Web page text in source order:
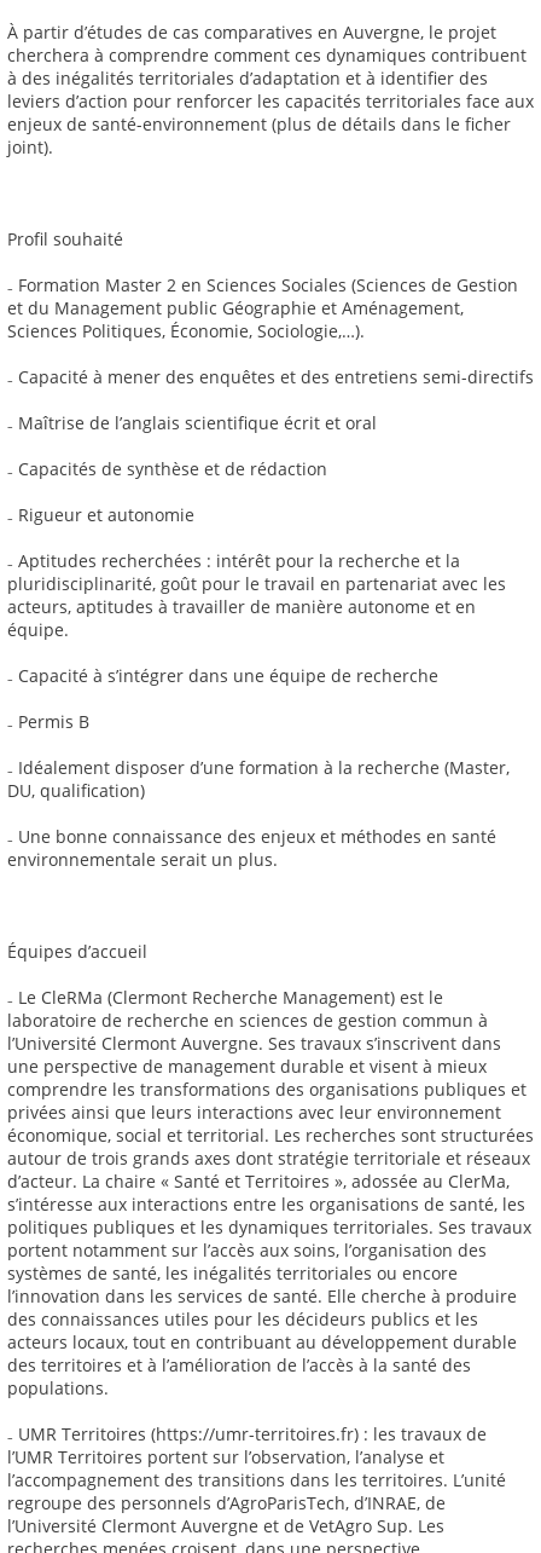
À partir d’études de cas comparatives en Auvergne, le projet
cherchera à comprendre comment ces dynamiques contribuent
à des inégalités territoriales d’adaptation et à identifier des
leviers d’action pour renforcer les capacités territoriales face aux
enjeux de santé-environnement (plus de détails dans le ficher
joint).
Profil souhaité
₋ Formation Master 2 en Sciences Sociales (Sciences de Gestion
et du Management public Géographie et Aménagement,
Sciences Politiques, Économie, Sociologie,…).
₋ Capacité à mener des enquêtes et des entretiens semi-directifs
₋ Maîtrise de l’anglais scientifique écrit et oral
₋ Capacités de synthèse et de rédaction
₋ Rigueur et autonomie
₋ Aptitudes recherchées : intérêt pour la recherche et la
pluridisciplinarité, goût pour le travail en partenariat avec les
acteurs, aptitudes à travailler de manière autonome et en
équipe.
₋ Capacité à s’intégrer dans une équipe de recherche
₋ Permis B
₋ Idéalement disposer d’une formation à la recherche (Master,
DU, qualification)
₋ Une bonne connaissance des enjeux et méthodes en santé
environnementale serait un plus.
Équipes d’accueil
₋ Le CleRMa (Clermont Recherche Management) est le
laboratoire de recherche en sciences de gestion commun à
l’Université Clermont Auvergne. Ses travaux s’inscrivent dans
une perspective de management durable et visent à mieux
comprendre les transformations des organisations publiques et
privées ainsi que leurs interactions avec leur environnement
économique, social et territorial. Les recherches sont structurées
autour de trois grands axes dont stratégie territoriale et réseaux
d’acteur. La chaire « Santé et Territoires », adossée au ClerMa,
s’intéresse aux interactions entre les organisations de santé, les
politiques publiques et les dynamiques territoriales. Ses travaux
portent notamment sur l’accès aux soins, l’organisation des
systèmes de santé, les inégalités territoriales ou encore
l’innovation dans les services de santé. Elle cherche à produire
des connaissances utiles pour les décideurs publics et les
acteurs locaux, tout en contribuant au développement durable
des territoires et à l’amélioration de l’accès à la santé des
populations.
₋ UMR Territoires (https://umr-territoires.fr) : les travaux de
l’UMR Territoires portent sur l’observation, l’analyse et
l’accompagnement des transitions dans les territoires. L’unité
regroupe des personnels d’AgroParisTech, d’INRAE, de
l’Université Clermont Auvergne et de VetAgro Sup. Les